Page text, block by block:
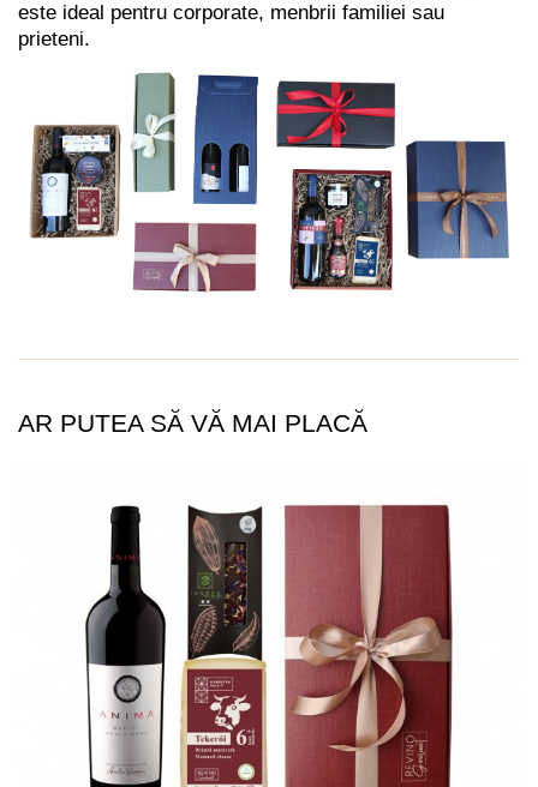
este ideal pentru corporate, menbrii familiei sau
prieteni.
AR PUTEA SĂ VĂ MAI PLACĂ